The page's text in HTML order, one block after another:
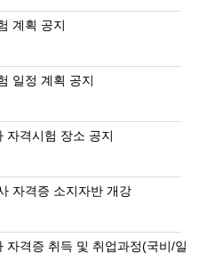
계획 공지
일정 계획 공지
자격시험 장소 공지
자격증 소지자반 개강
자격증 취득 및 취업과정(국비/일